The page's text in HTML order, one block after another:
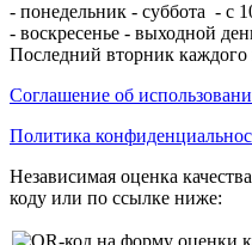
- понедельник - суббота - с
- воскресенье - выходной
Последний вторник
Соглашение об
Политика
Независимая оценка
коду или по ссылке ниже: